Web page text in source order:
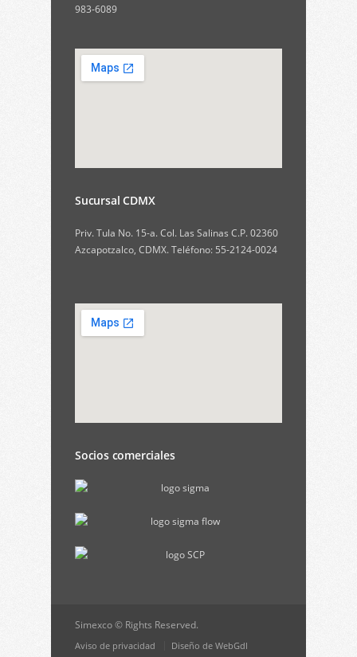
983-6089
Sucursal CDMX
Priv. Tula No. 15-a. Col. Las Salinas C.P. 02360
Azcapotzalco, CDMX. Teléfono: 55-2124-0024
Socios comerciales
Simexco © Rights Reserved.
Aviso de privacidad Diseño de WebGdl